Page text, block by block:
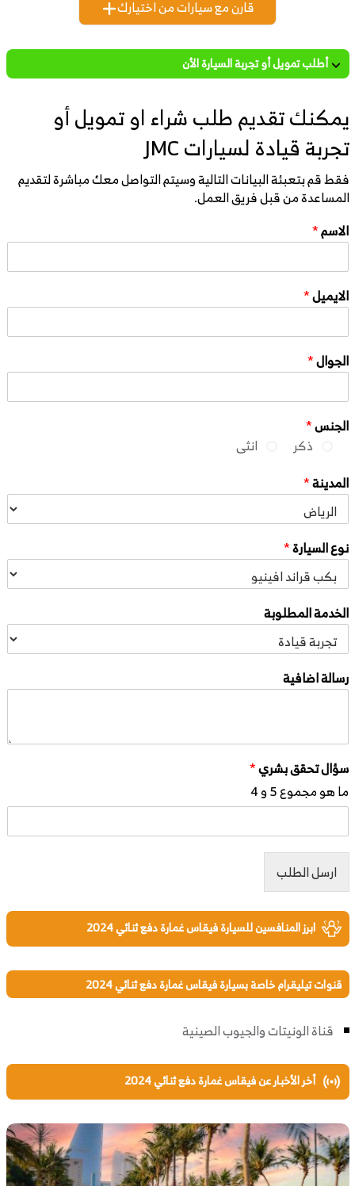
قارن مع سيارات من اختيارك
أطلب تمويل أو تجربة السيارة الأن
يمكنك تقديم طلب شراء او تمويل أو
تجربة قيادة لسيارات JMC
فقط قم بتعبئة البيانات التالية وسيتم التواصل معك مباشرة لتقديم
المساعدة من قبل فريق العمل.
الاسم*
الايميل*
الجوال*
الجنس*
ذكر
انثى
المدينة*
نوع السيارة*
الخدمة المطلوبة
رسالة اضافية
سؤال تحقق بشري*
ما هو مجموع 5 و 4
ارسل الطلب
ابرز المنافسين للسيارة فيقاس غمارة دفع ثنائي 2024
قنوات تيليقرام خاصة بسيارة فيقاس غمارة دفع ثنائي 2024
قناة الونيتات والجيوب الصينية
أخر الأخبار عن فيقاس غمارة دفع ثنائي 2024